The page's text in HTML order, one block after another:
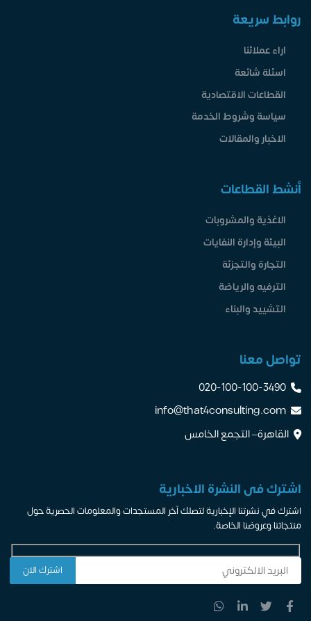
روابط سريعة
اراء عملائنا
اسئلة شائعة
القطاعات الاقتصادية
سياسة وشروط الخدمة
الاخبار والمقالات
أنشط القطاعات
الاغذية والمشروبات
البيئة وإدارة النفايات
التجارة والتجزئة
الترفيه والرياضة
التشييد والبناء
تواصل معنا
020-100-100-3490
info@that4consulting.com
القاهرة– التجمع الخامس
اشترك فى النشرة الاخبارية
اشترك في نشرتنا الإخبارية لتصلك آخر المستجدات والمعلومات الحصرية حول
منتجاتنا وعروضنا الخاصة.